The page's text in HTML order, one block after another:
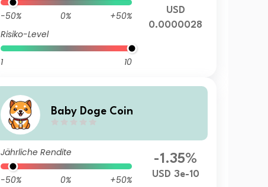
-50% 0%
+50%
Risiko-Level
1 10
USD
0.0000028
Baby Doge Coin
Jährliche Rendite
-50% 0% +50%
-1.35%
USD 3e-10